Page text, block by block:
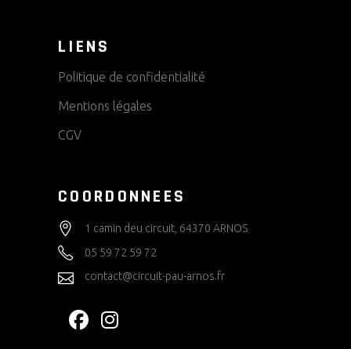
LIENS
Politique de confidentialité
Mentions légales
CGV
COORDONNEES
1 camin deu circuit, 64370 ARNOS
05 59 72 59 72
contact@circuit-pau-arnos.fr